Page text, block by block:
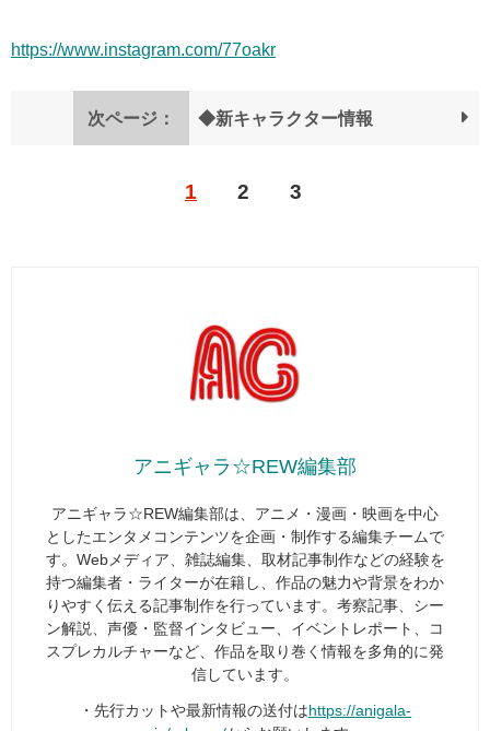
https://www.instagram.com/77oakr
次ページ： ◆新キャラクター情報
1 2 3
アニギャラ☆REW編集部
アニギャラ☆REW編集部は、アニメ・漫画・映画を中心
としたエンタメコンテンツを企画・制作する編集チームで
す。Webメディア、雑誌編集、取材記事制作などの経験を
持つ編集者・ライターが在籍し、作品の魅力や背景をわか
りやすく伝える記事制作を行っています。考察記事、シー
ン解説、声優・監督インタビュー、イベントレポート、コ
スプレカルチャーなど、作品を取り巻く情報を多角的に発
信しています。
・先行カットや最新情報の送付は https://anigala-